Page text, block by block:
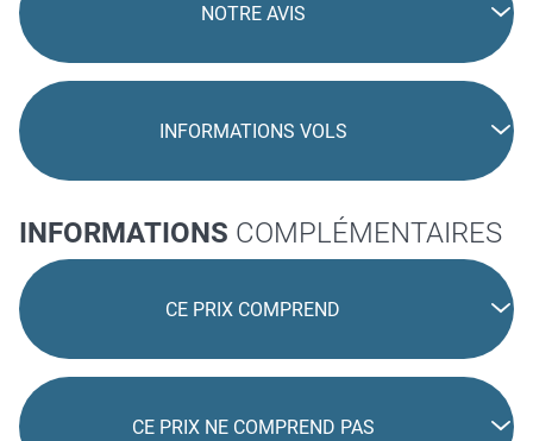
NOTRE AVIS
INFORMATIONS VOLS
INFORMATIONS COMPLÉMENTAIRES
CE PRIX COMPREND
CE PRIX NE COMPREND PAS